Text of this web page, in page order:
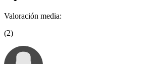
Valoración media:
(2)